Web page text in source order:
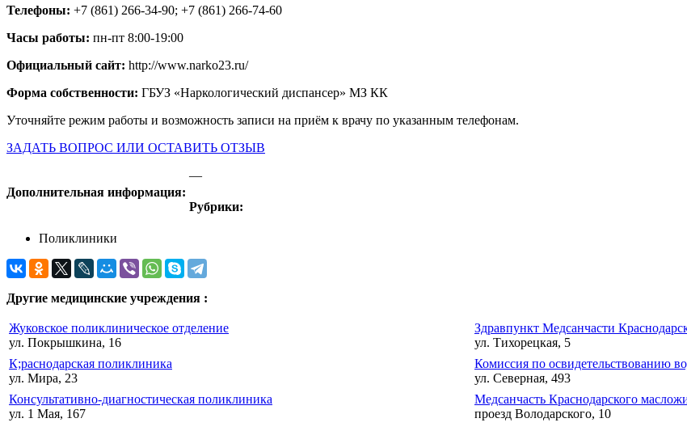
Телефоны: +7 (861) 266-34-90; +7 (861) 266-74-60
Часы работы: пн-пт 8:00-19:00
Официальный сайт: http://www.narko23.ru/
Форма собственности: ГБУЗ «Наркологический диспансер» МЗ КК
Уточняйте режим работы и возможность записи на приём к врачу по указанным телефонам.
ЗАДАТЬ ВОПРОС ИЛИ ОСТАВИТЬ ОТЗЫВ
Дополнительная информация:
—
Рубрики:
Поликлиники
Другие медицинские учреждения :
Жуковское поликлиническое отделение
ул. Покрышкина, 16
Здравпункт Медсанчасти
ул. Тихорецкая, 5
К;раснодарская поликлиника
ул. Мира, 23
Комиссия по освидетельствованию
ул. Северная, 493
Консультативно-диагностическая поликлиника
ул. 1 Мая, 167
Медсанчасть Краснодарского
проезд Володарского, 10